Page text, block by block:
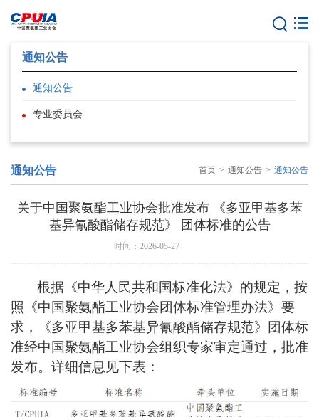
通知公告
通知公告
专业委员会
通知公告 首页 > 通知公告 > 通知公告
关于中国聚氨酯工业协会批准发布 《多亚甲基多苯
基异氰酸酯储存规范》 团体标准的公告
时间：2026-05-27
根据《中华人民共和国标准化法》的规定，按
照《中国聚氨酯工业协会团体标准管理办法》要
求，《多亚甲基多苯基异氰酸酯储存规范》团体标
准经中国聚氨酯工业协会组织专家审定通过，批准
发布。详细信息见下表：